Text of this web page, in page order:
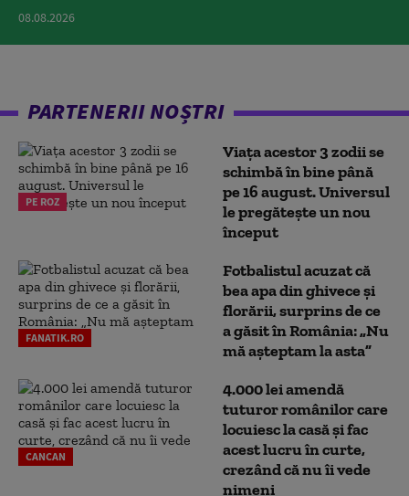
08.08.2026
PARTENERII NOȘTRI
PE ROZ
Viața acestor 3 zodii se
schimbă în bine până
pe 16 august. Universul
le pregătește un nou
început
FANATIK.RO
Fotbalistul acuzat că
bea apa din ghivece și
florării, surprins de ce
a găsit în România: „Nu
mă așteptam la asta”
CANCAN
4.000 lei amendă
tuturor românilor care
locuiesc la casă și fac
acest lucru în curte,
crezând că nu îi vede
nimeni